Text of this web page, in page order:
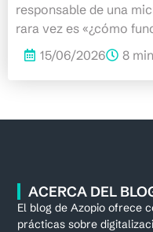
responsable de una
rara vez es «¿cómo
15/06/2026
8 min
ACERCA DEL
El blog de Azopio ofrece
prácticas sobre